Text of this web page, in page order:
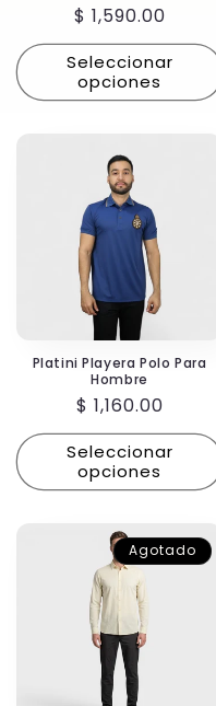
Precio
habitual
$ 1,590.00
Seleccionar
opciones
Platini Playera Polo Para
Hombre
Precio
habitual
$ 1,160.00
Seleccionar
opciones
Agotado